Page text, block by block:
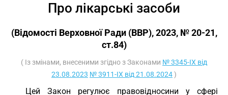
Про лікарські засоби
(Відомості Верховної Ради (ВВР), 2023, № 20-21,
ст.84)
( Із змінами, внесеними згідно з Законами № 3345-IX від
23.08.2023 № 3911-IX від 21.08.2024)
Цей Закон регулює правовідносини у сфері